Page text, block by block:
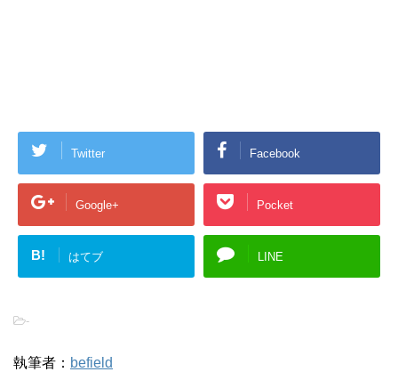
Twitter Facebook
Google+ Pocket
B! はてブ LINE
-
執筆者： befield